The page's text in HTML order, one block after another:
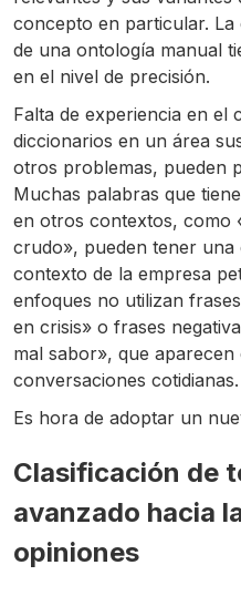
concepto en particular.
de una ontología manual
en el nivel de precisión.
Falta de experiencia en el
diccionarios en un área
otros problemas, pueden
Muchas palabras que
en otros contextos, como
crudo», pueden tener
contexto de la empresa
enfoques no utilizan
en crisis» o frases
mal sabor», que
conversaciones cotidianas.
Es hora de adoptar un
Clasificación de
avanzado hacia
opiniones